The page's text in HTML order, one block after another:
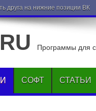
друга на нижние позиции
Программы для
СОФТ СТАТЬИ